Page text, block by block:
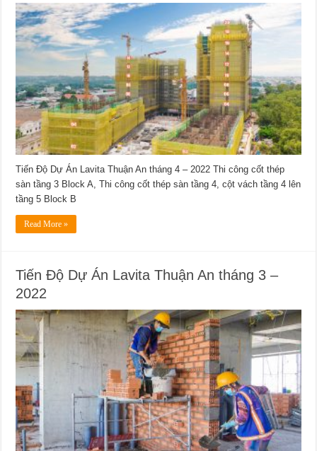
Tiến Độ Dự Án Lavita Thuận An tháng 4 – 2022 Thi công cốt thép
sàn tầng 3 Block A, Thi công cốt thép sàn tầng 4, cột vách tầng 4 lên
tầng 5 Block B
Read More »
Tiến Độ Dự Án Lavita Thuận An tháng 3 –
2022